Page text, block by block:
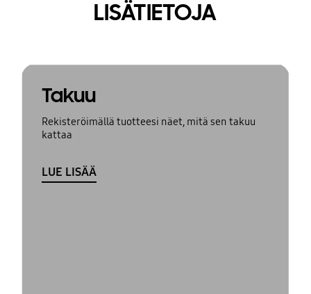
LISÄTIETOJA
Takuu
Rekisteröimällä tuotteesi näet, mitä sen takuu
kattaa
LUE LISÄÄ